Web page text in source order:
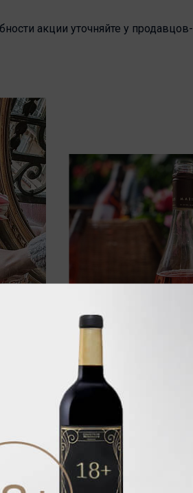
акции уточняйте у продавцов-